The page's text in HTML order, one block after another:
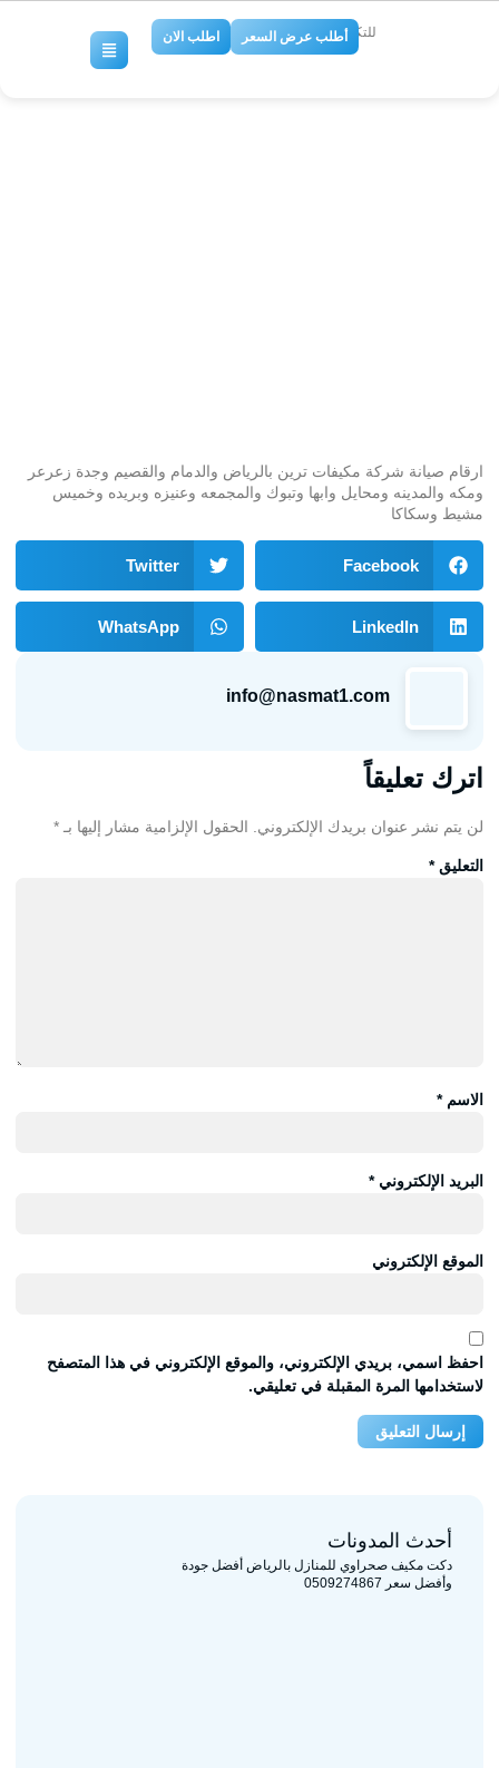
للتكييف والتبريد
أطلب عرض السعر اطلب الان
ارقام صيانة شركة مكيفات ترين بالرياض والدمام والقصيم وجدة زعرعر
ومكه والمدينه ومحايل وابها وتبوك والمجمعه وعنيزه وبريده وخميس
مشيط وسكاكا
Facebook
Twitter
LinkedIn
WhatsApp
info@nasmat1.com
اترك تعليقاً
لن يتم نشر عنوان بريدك الإلكتروني. الحقول الإلزامية مشار إليها بـ *
التعليق*
الاسم*
البريد الإلكتروني*
الموقع الإلكتروني
احفظ اسمي، بريدي الإلكتروني، والموقع الإلكتروني في هذا المتصفح
لاستخدامها المرة المقبلة في تعليقي.
أحدث المدونات
دكت مكيف صحراوي للمنازل بالرياض أفضل جودة
وأفضل سعر 0509274867